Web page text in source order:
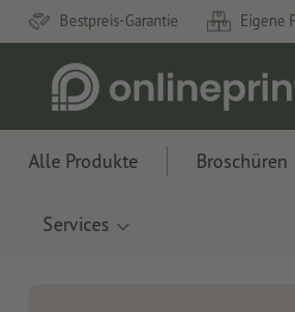
Bestpreis-Garantie Eigene
Alle Produkte Broschüren
Services